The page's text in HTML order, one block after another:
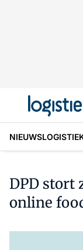
NIEUWS
DPD stort
online